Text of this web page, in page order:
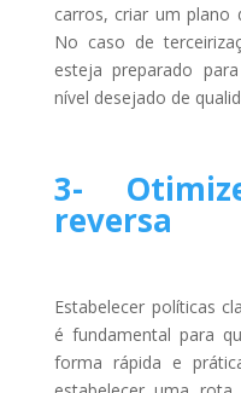
carros, criar um plano
No caso de
esteja preparado
nível desejado de
3-
reversa
Estabelecer políticas
é fundamental para
forma rápida e